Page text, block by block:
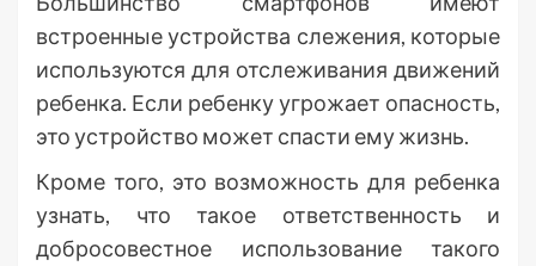
встроенные устройства слежения, которые
используются для отслеживания движений
ребенка. Если ребенку угрожает опасность,
это устройство может спасти ему жизнь.
Кроме того, это возможность для ребенка
узнать, что такое ответственность и
добросовестное использование такого